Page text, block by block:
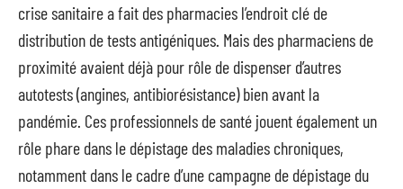
crise sanitaire a fait des pharmacies l’endroit clé de
distribution de tests antigéniques. Mais des pharmaciens de
proximité avaient déjà pour rôle de dispenser d’autres
autotests (angines, antibiorésistance) bien avant la
pandémie. Ces professionnels de santé jouent également un
rôle phare dans le dépistage des maladies chroniques,
notamment dans le cadre d’une campagne de dépistage du